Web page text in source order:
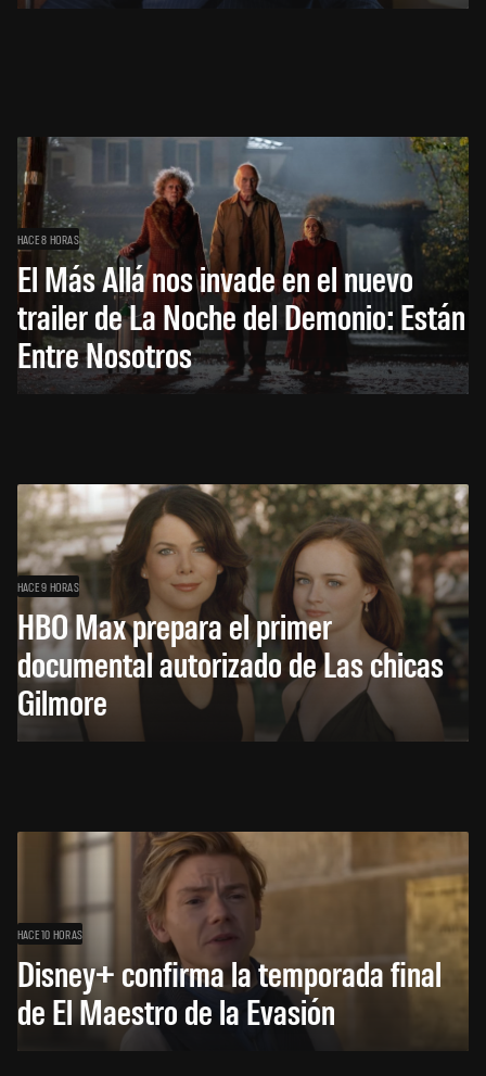
HACE 8 HORAS
El Más Allá nos invade en el nuevo
trailer de La Noche del Demonio: Están
Entre Nosotros
HACE 9 HORAS
HBO Max prepara el primer
documental autorizado de Las chicas
Gilmore
HACE 10 HORAS
Disney+ confirma la temporada final
de El Maestro de la Evasión